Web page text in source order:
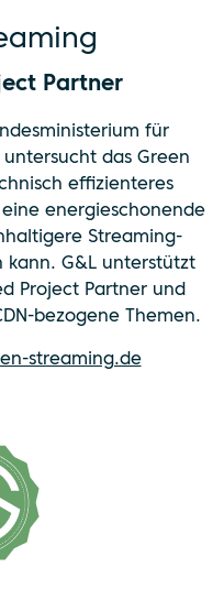
Partner
für
das Green
effizienteres
energieschonende
Streaming-
kann. G&L unterstützt
Project Partner und
bezogene Themen.
streaming.de